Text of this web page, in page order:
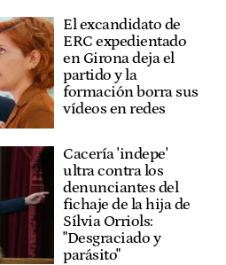
El excandidato de
ERC expedientado
en Girona deja el
partido y la
formación borra sus
vídeos en redes
Cacería 'indepe'
ultra contra los
denunciantes del
fichaje de la hija de
Sílvia Orriols:
"Desgraciado y
parásito"